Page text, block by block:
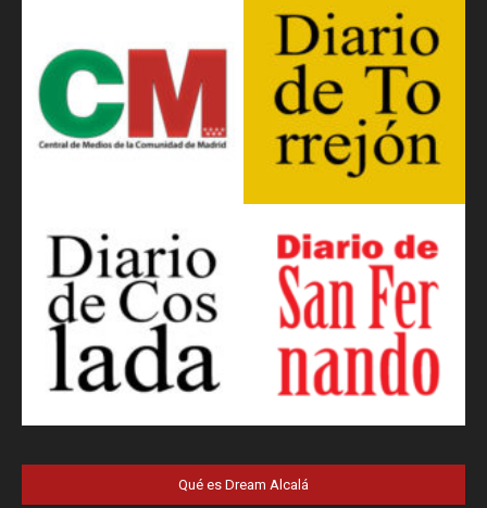
Qué es Dream Alcalá